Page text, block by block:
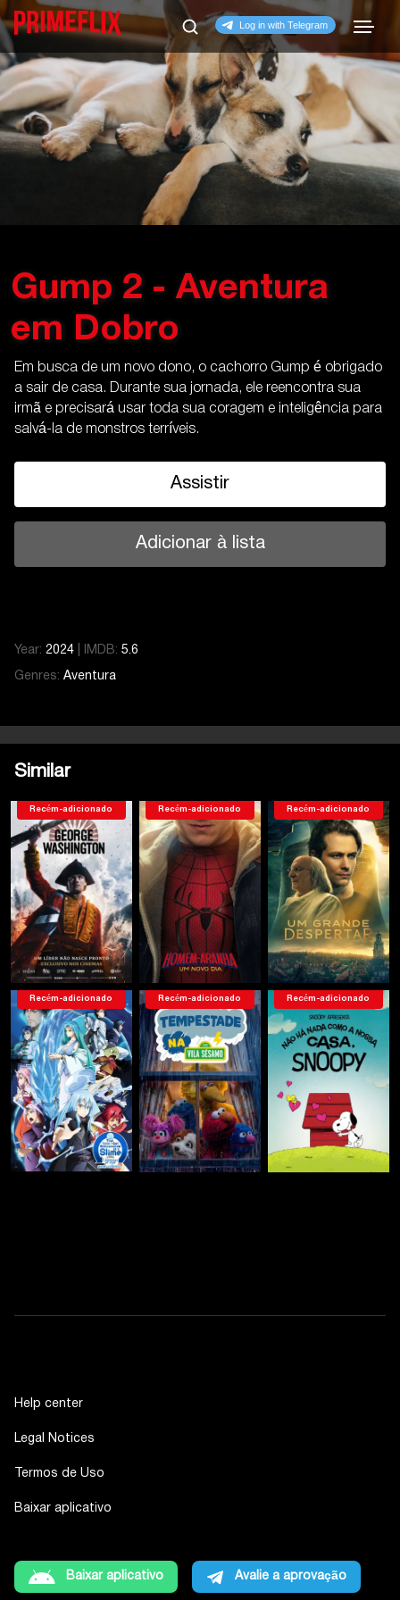
Gump 2 - Aventura
em Dobro
Em busca de um novo dono, o cachorro Gump é obrigado
a sair de casa. Durante sua jornada, ele reencontra sua
irmã e precisará usar toda sua coragem e inteligência para
salvá-la de monstros terríveis.
Assistir
Adicionar à lista
Year: 2024 IMDB: 5.6
Genres: Aventura
Similar
Recém-adicionado Recém-adicionado Recém-adicionado
Recém-adicionado Recém-adicionado Recém-adicionado
Help center
Legal Notices
Termos de Uso
Baixar aplicativo
Baixar aplicativo Avalie a aprovação